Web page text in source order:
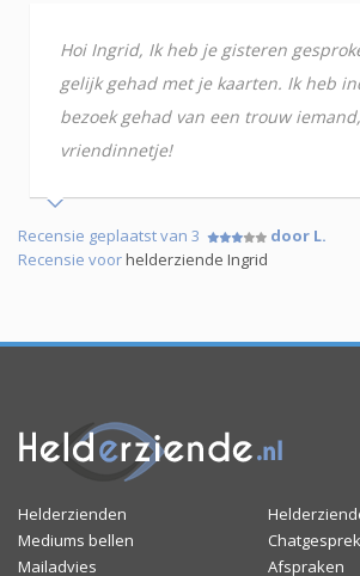
Hoi Ingrid, Ik heb je gisteren
gelijk gehad met je kaarten. Ik heb
bezoek gehad van een trouw
vriendinnetje!
Recensie geplaatst van 3
door L.
Recensie voorhelderziende Ingrid
Helderzienden
Mediums bellen
Chatgesprek
Mailadvies
Afspraken